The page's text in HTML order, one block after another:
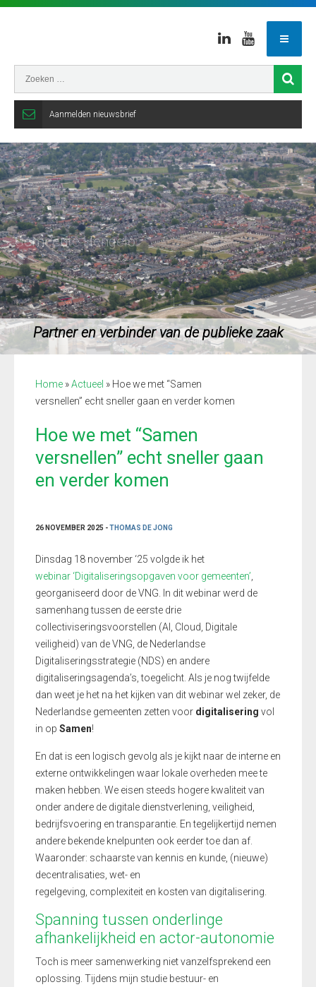
LinkedinYoutube
Aanmelden nieuwsbrief
Partner en verbinder van de publieke zaak
Home »Actueel » Hoe we met “Samen
versnellen” echt sneller gaan en verder komen
Hoe we met “Samen
versnellen” echt sneller gaan
en verder komen
26 NOVEMBER 2025 -THOMAS DE JONG
Dinsdag 18 november ‘25 volgde ik het
webinar ‘Digitaliseringsopgaven voor gemeenten’
georganiseerd door de VNG. In dit webinar werd de
samenhang tussen de eerste drie
collectiviseringsvoorstellen (AI, Cloud, Digitale
veiligheid) van de VNG, de Nederlandse
Digitaliseringsstrategie (NDS) en andere
digitaliseringsagenda’s, toegelicht. Als je nog twijfelde
dan weet je het na het kijken van dit webinar wel zeker, de
Nederlandse gemeenten zetten voor digitalisering vol
in op Samen!
En dat is een logisch gevolg als je kijkt naar de interne en
externe ontwikkelingen waar lokale overheden mee te
maken hebben. We eisen steeds hogere kwaliteit van
onder andere de digitale dienstverlening, veiligheid,
bedrijfsvoering en transparantie. En tegelijkertijd nemen
andere bekende knelpunten ook eerder toe dan af.
Waaronder: schaarste van kennis en kunde, (nieuwe)
decentralisaties, wet- en
regelgeving, complexiteit en kosten van digitalisering.
Spanning tussen onderlinge
afhankelijkheid en actor-autonomie
Toch is meer samenwerking niet vanzelfsprekend een
oplossing. Tijdens mijn studie bestuur- en